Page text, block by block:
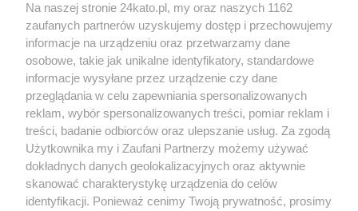
3 / 0
Wydawca mediów lokalnych
Nie zapomnij
zapoznać się z:
polityką prywatności regulamin korzystania z portali
Twojemiasto
Piekary Śląskie
Chorzów
Tarnowskie Góry
Skontakuj sięz nami
Kontakt
Wydawca
Redakcja
Na naszej stronie 24kato.pl, my oraz naszych 1162
zaufanych partnerów uzyskujemy dostęp i przechowujemy
informacje na urządzeniu oraz przetwarzamy dane
osobowe, takie jak unikalne identyfikatory, standardowe
informacje wysyłane przez urządzenie czy dane
przeglądania w celu zapewniania spersonalizowanych
reklam, wybór spersonalizowanych treści, pomiar reklam i
treści, badanie odbiorców oraz ulepszanie usług. Za zgodą
Użytkownika my i Zaufani Partnerzy możemy używać
dokładnych danych geolokalizacyjnych oraz aktywnie
skanować charakterystykę urządzenia do celów
identyfikacji. Ponieważ cenimy Twoją prywatność, prosimy